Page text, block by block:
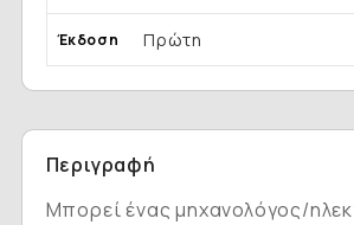
Έκδοση Πρώτη
Περιγραφή
Μπορεί ένας μηχανολόγος/